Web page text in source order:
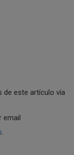
este artículo vía
email
.